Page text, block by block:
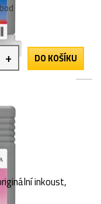
+ DO KOŠÍKU
inkoust,